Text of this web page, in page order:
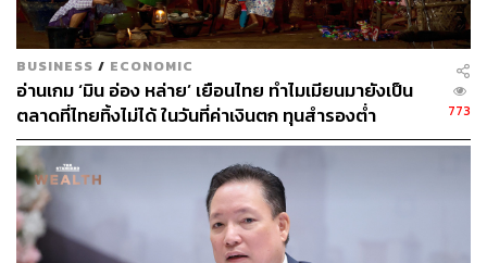
BUSINESS / ECONOMIC
อ่านเกม ‘มิน อ่อง หล่าย’ เยือนไทย ทำไมเมียนมายังเป็น
ตลาดที่ไทยทิ้งไม่ได้ ในวันที่ค่าเงินตก ทุนสำรองต่ำ
773